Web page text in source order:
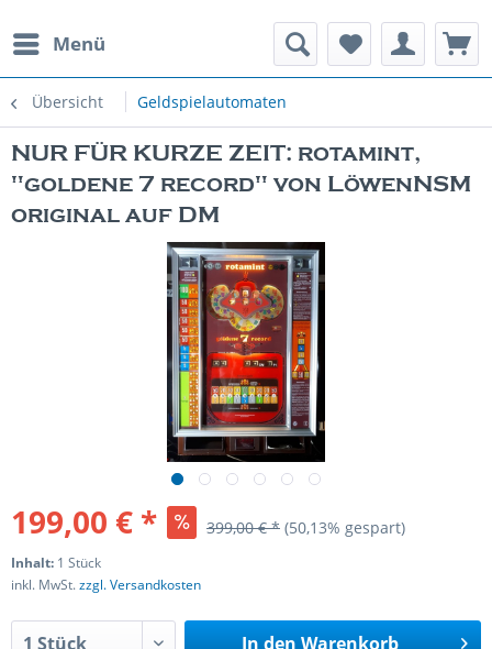
Menü
Übersicht Geldspielautomaten
Spielautomaten
NUR FÜR KURZE ZEIT: rotamint,
"goldene 7 record" von LöwenNSM
original auf DM
199,00 € * 399,00 € * (50,13% gespart)
Inhalt: 1 Stück
inkl. MwSt.zzgl. Versandkosten
In den Warenkorb